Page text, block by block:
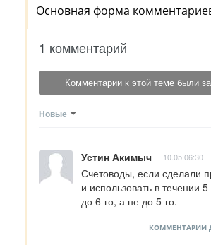
Основная форма
1 комментарий
Комментарии к этой теме были
Новые
Устин Акимыч 10.05 06:30
Счетоводы, если сделали
и использовать в течении 5
до 6-го, а не до 5-го.
КОММЕНТАРИИ